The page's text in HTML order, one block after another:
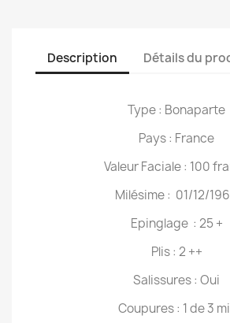
Description Détails du
Type : Bonaparte
Pays : France
Valeur Faciale : 100
Milésime : 01/12/
Epinglage : 25 +
Plis : 2 ++
Salissures : Oui
Coupures : 1 de 3